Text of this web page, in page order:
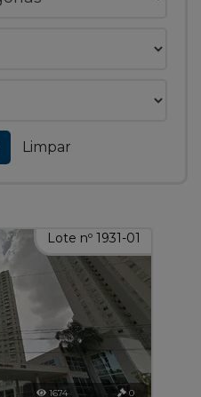
Limpar
Lote nº 1931-01
1674 0